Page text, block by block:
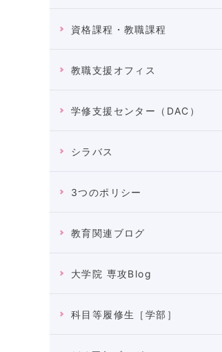
資格課程・教職課程
教職支援オフィス
学修支援センター（DAC）
シラバス
3つのポリシー
教育関連ブログ
大学院 専攻Blog
科目等履修生［学部］